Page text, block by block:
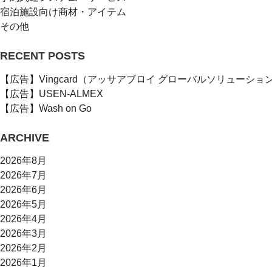
宿泊施設向け商材・アイテム
その他
RECENT POSTS
【広告】Vingcard（アッサアブロイ グローバルソリューショ
【広告】USEN-ALMEX
【広告】Wash on Go
ARCHIVE
2026年8月
2026年7月
2026年6月
2026年5月
2026年4月
2026年3月
2026年2月
2026年1月